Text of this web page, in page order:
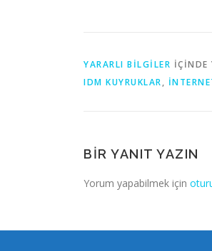
YARARLI BILGILER IÇINDE
IDM KUYRUKLAR,
BIR YANIT YAZIN
Yorum yapabilmek için